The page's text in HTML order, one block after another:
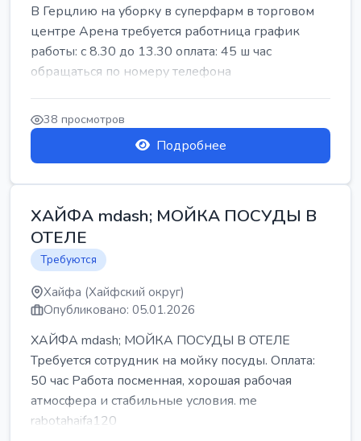
В Герцлию на уборку в суперфарм в торговом
центре Арена требуется работница график
работы: с 8.30 до 13.30 оплата: 45 ш час
обращаться по номеру телефона
38 просмотров
Подробнее
ХАЙФА mdash; МОЙКА ПОСУДЫ В
ОТЕЛЕ
Требуются
Хайфа (Хайфский округ)
Опубликовано: 05.01.2026
ХАЙФА mdash; МОЙКА ПОСУДЫ В ОТЕЛЕ
Требуется сотрудник на мойку посуды. Оплата:
50 час Работа посменная, хорошая рабочая
атмосфера и стабильные условия. me
rabotahaifa120